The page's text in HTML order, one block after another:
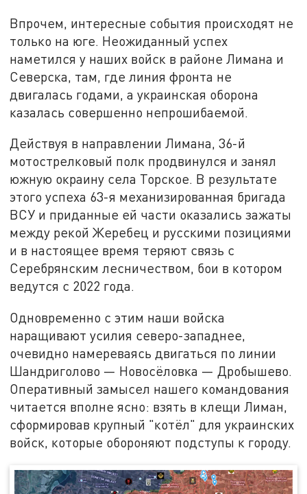
Впрочем, интересные события происходят не
только на юге. Неожиданный успех
наметился у наших войск в районе Лимана и
Северска, там, где линия фронта не
двигалась годами, а украинская оборона
казалась совершенно непрошибаемой.
Действуя в направлении Лимана, 36-й
мотострелковый полк продвинулся и занял
южную окраину села Торское. В результате
этого успеха 63-я механизированная бригада
ВСУ и приданные ей части оказались зажаты
между рекой Жеребец и русскими позициями
и в настоящее время теряют связь с
Серебрянским лесничеством, бои в котором
ведутся с 2022 года.
Одновременно с этим наши войска
наращивают усилия северо-западнее,
очевидно намереваясь двигаться по линии
Шандриголово — Новосёловка — Дробышево.
Оперативный замысел нашего командования
читается вполне ясно: взять в клещи Лиман,
сформировав крупный "котёл" для украинских
войск, которые обороняют подступы к городу.